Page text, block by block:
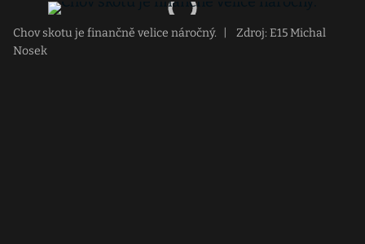
Chov skotu je finančně velice náročný.
Zdroj: E15 Michal
Nosek